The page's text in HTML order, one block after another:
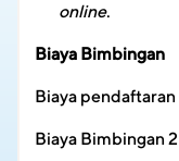
online.
Biaya Bimbingan
Biaya
Biaya Bimbingan